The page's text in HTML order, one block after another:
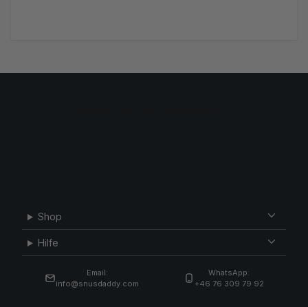
Shop
Hilfe
Email:
info@snusdaddy.com
WhatsApp:
+46 76 309 79 92